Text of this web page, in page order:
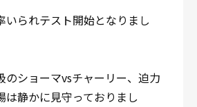
いられテスト開始となりまし
のショーマvsチャーリー、迫力
は静かに見守っておりまし